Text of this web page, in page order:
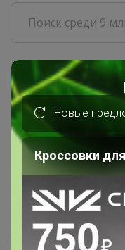
Главная
Леныра
СП365
LANCOME
Леныра
Новые
Кроссовки